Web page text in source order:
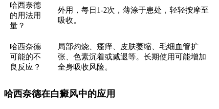
哈西奈德
的用法用
量？
外用，每日1-2次，薄涂于患处，轻轻按摩至
吸收。
哈西奈德
可能的不
良反应？
局部灼烧、瘙痒、皮肤萎缩、毛细血管扩
张、色素沉着或减退等。长期使用可能增加
全身吸收风险。
哈西奈德在白癜风中的应用